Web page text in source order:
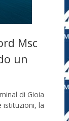
Msc
un
di Gioia
istituzioni, la